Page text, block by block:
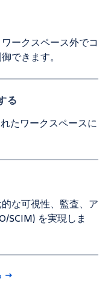
ークスペース外でコ
できます。
る
たワークスペースに
な可視性、監査、ア
SCIM) を実現しま